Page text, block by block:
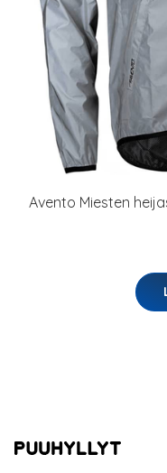
Avento Miesten